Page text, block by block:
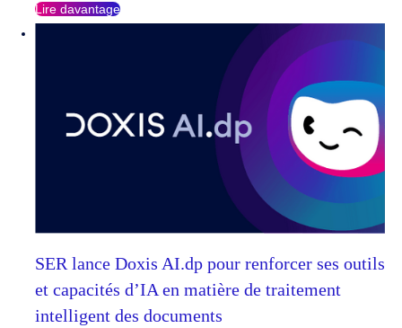
Lire davantage
SER lance Doxis AI.dp pour renforcer ses outils
et capacités d’IA en matière de traitement
intelligent des documents